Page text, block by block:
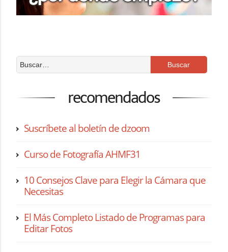
recomendados
Suscríbete al boletín de dzoom
Curso de Fotografía AHMF31
10 Consejos Clave para Elegir la Cámara que
Necesitas
El Más Completo Listado de Programas para
Editar Fotos